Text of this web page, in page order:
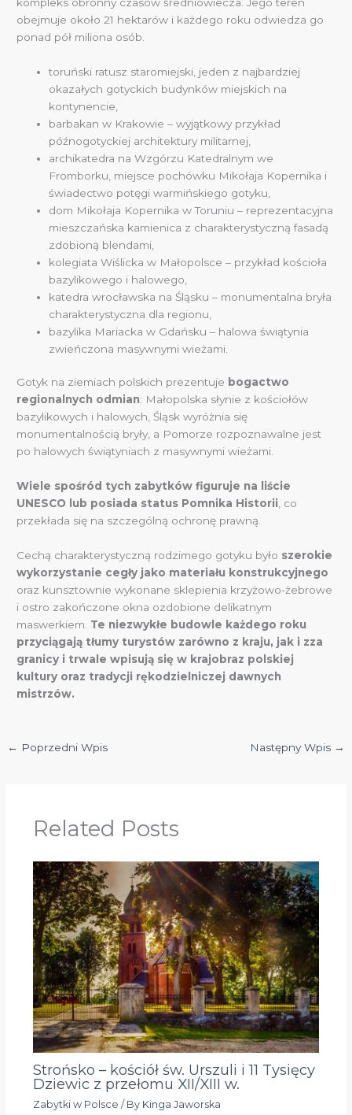
obejmuje około 21 hektarów i każdego roku odwiedza go
ponad pół miliona osób.
toruński ratusz staromiejski, jeden z najbardziej
okazałych gotyckich budynków miejskich na
kontynencie,
barbakan w Krakowie – wyjątkowy przykład
późnogotyckiej architektury militarnej,
archikatedra na Wzgórzu Katedralnym we
Fromborku, miejsce pochówku Mikołaja Kopernika i
świadectwo potęgi warmińskiego gotyku,
dom Mikołaja Kopernika w Toruniu – reprezentacyjna
mieszczańska kamienica z charakterystyczną fasadą
zdobioną blendami,
kolegiata Wiślicka w Małopolsce – przykład kościoła
bazylikowego i halowego,
katedra wrocławska na Śląsku – monumentalna bryła
charakterystyczna dla regionu,
bazylika Mariacka w Gdańsku – halowa świątynia
zwieńczona masywnymi wieżami.
Gotyk na ziemiach polskich prezentuje bogactwo
regionalnych odmian: Małopolska słynie z kościołów
bazylikowych i halowych, Śląsk wyróżnia się
monumentalnością bryły, a Pomorze rozpoznawalne jest
po halowych świątyniach z masywnymi wieżami.
Wiele spośród tych zabytków figuruje na liście
UNESCO lub posiada status Pomnika Historii , co
przekłada się na szczególną ochronę prawną.
Cechą charakterystyczną rodzimego gotyku było szerokie
wykorzystanie cegły jako materiału konstrukcyjnego
oraz kunsztownie wykonane sklepienia krzyżowo-żebrowe
i ostro zakończone okna ozdobione delikatnym
maswerkiem. Te niezwykłe budowle każdego roku
przyciągają tłumy turystów zarówno z kraju, jak i zza
granicy i trwale wpisują się w krajobraz polskiej
kultury oraz tradycji rękodzielniczej dawnych
mistrzów.
← Poprzedni Wpis Następny Wpis →
Related Posts
Strońsko – kościół św. Urszuli i 11 Tysięcy
Dziewic z przełomu XII/XIII w.
Zabytki w Polsce / By Kinga Jaworska